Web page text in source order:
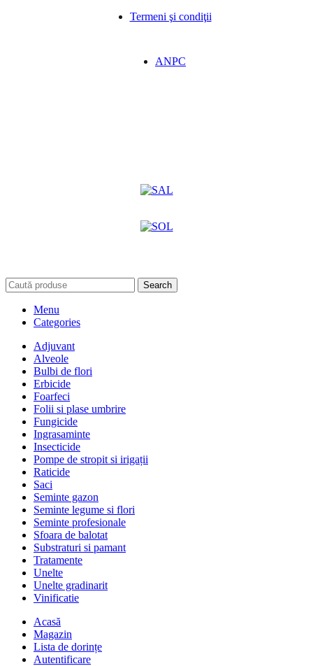
Termeni şi condiţii
ANPC
Search
Menu
Categories
Adjuvant
Alveole
Bulbi de flori
Erbicide
Foarfeci
Folii si plase umbrire
Fungicide
Ingrasaminte
Insecticide
Pompe de stropit si irigații
Raticide
Saci
Seminte gazon
Seminte legume si flori
Seminte profesionale
Sfoara de balotat
Substraturi si pamant
Tratamente
Unelte
Unelte gradinarit
Vinificatie
Acasă
Magazin
Lista de dorințe
Autentificare